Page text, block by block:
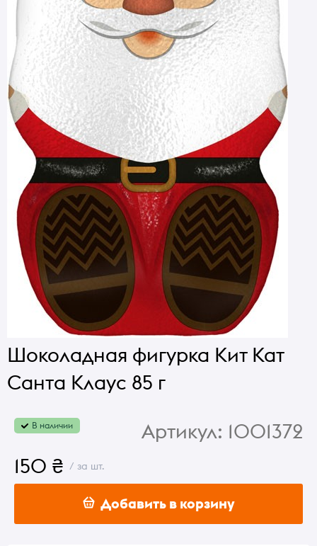
Шоколадная фигурка Кит Кат
Санта Клаус 85 г
В наличии Артикул: 1001372
150 ₴ / за шт.
Добавить в корзину